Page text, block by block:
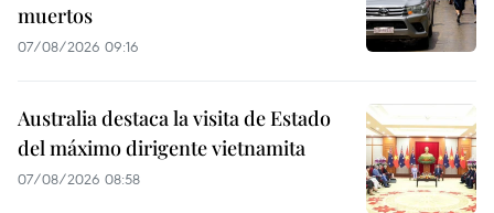
muertos
07/08/2026 09:16
Australia destaca la visita de Estado
del máximo dirigente vietnamita
07/08/2026 08:58